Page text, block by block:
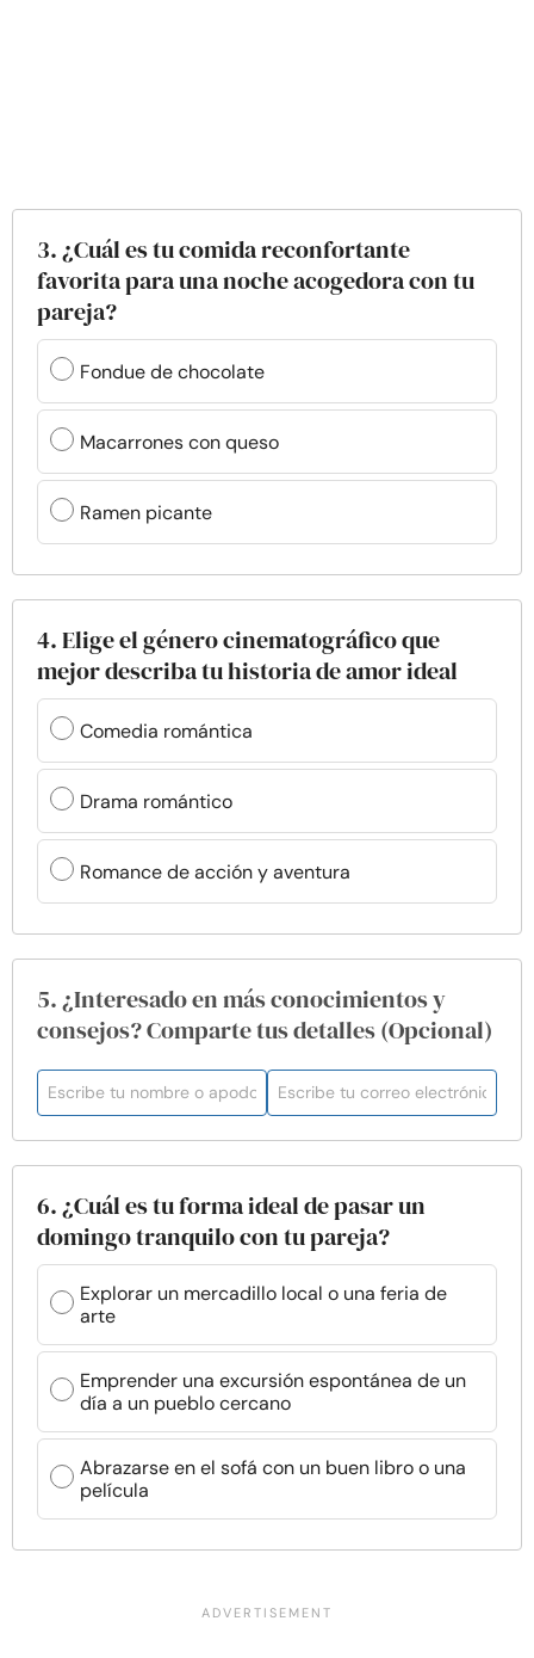
3. ¿Cuál es tu comida reconfortante
favorita para una noche acogedora con tu
pareja?
Fondue de chocolate
Macarrones con queso
Ramen picante
4. Elige el género cinematográfico que
mejor describa tu historia de amor ideal
Comedia romántica
Drama romántico
Romance de acción y aventura
5. ¿Interesado en más conocimientos y
consejos? Comparte tus detalles (Opcional)
6. ¿Cuál es tu forma ideal de pasar un
domingo tranquilo con tu pareja?
Explorar un mercadillo local o una feria de
arte
Emprender una excursión espontánea de un
día a un pueblo cercano
Abrazarse en el sofá con un buen libro o una
película